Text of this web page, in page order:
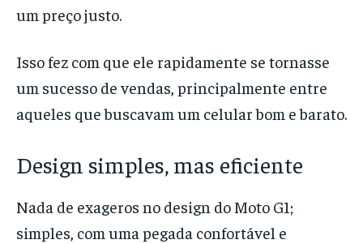
um preço justo.
Isso fez com que ele rapidamente se tornasse
um sucesso de vendas, principalmente entre
aqueles que buscavam um celular bom e barato.
Design simples, mas eficiente
Nada de exageros no design do Moto G1;
simples, com uma pegada confortável e